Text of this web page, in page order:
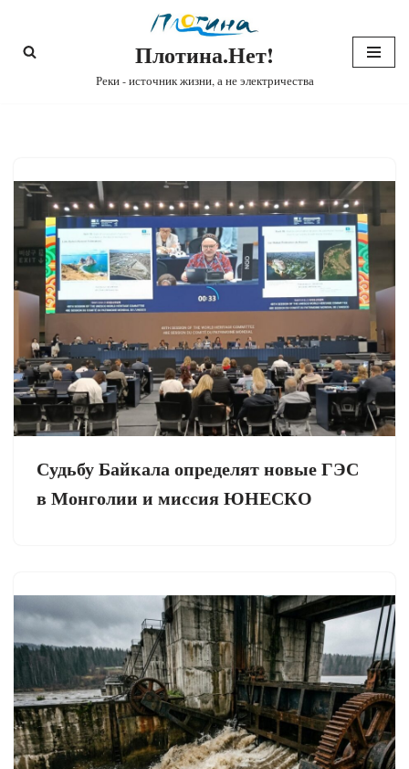
Перейти
Плотина.Нет!
Реки - источник жизни, а не электричества
Судьбу Байкала определят новые ГЭС
в Монголии и миссия ЮНЕСКО